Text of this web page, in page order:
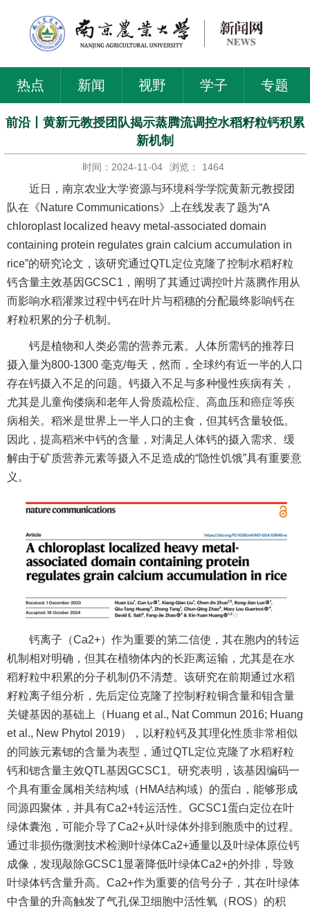
热点 新闻 视野 学子 专题
前沿丨黄新元教授团队揭示蒸腾流调控水稻籽粒钙积累
新机制
时间：2024-11-04 浏览： 1464
近日，南京农业大学资源与环境科学学院黄新元教授团
队在《Nature Communications》上在线发表了题为“A
chloroplast localized heavy metal-associated domain
containing protein regulates grain calcium accumulation in
rice”的研究论文，该研究通过QTL定位克隆了控制水稻籽粒
钙含量主效基因GCSC1，阐明了其通过调控叶片蒸腾作用从
而影响水稻灌浆过程中钙在叶片与稻穗的分配最终影响钙在
籽粒积累的分子机制。
钙是植物和人类必需的营养元素。人体所需钙的推荐日
摄入量为800-1300 毫克/每天，然而，全球约有近一半的人口
存在钙摄入不足的问题。钙摄入不足与多种慢性疾病有关，
尤其是儿童佝偻病和老年人骨质疏松症、高血压和癌症等疾
病相关。稻米是世界上一半人口的主食，但其钙含量较低。
因此，提高稻米中钙的含量，对满足人体钙的摄入需求、缓
解由于矿质营养元素等摄入不足造成的“隐性饥饿”具有重要意
义。
钙离子（Ca2+）作为重要的第二信使，其在胞内的转运
机制相对明确，但其在植物体内的长距离运输，尤其是在水
稻籽粒中积累的分子机制仍不清楚。该研究在前期通过水稻
籽粒离子组分析，先后定位克隆了控制籽粒铜含量和钼含量
关键基因的基础上（Huang et al., Nat Commun 2016; Huang
et al., New Phytol 2019），以籽粒钙及其理化性质非常相似
的同族元素锶的含量为表型，通过QTL定位克隆了水稻籽粒
钙和锶含量主效QTL基因GCSC1。研究表明，该基因编码一
个具有重金属相关结构域（HMA结构域）的蛋白，能够形成
同源四聚体，并具有Ca2+转运活性。GCSC1蛋白定位在叶
绿体囊泡，可能介导了Ca2+从叶绿体外排到胞质中的过程。
通过非损伤微测技术检测叶绿体Ca2+通量以及叶绿体原位钙
成像，发现敲除GCSC1显著降低叶绿体Ca2+的外排，导致
叶绿体钙含量升高。Ca2+作为重要的信号分子，其在叶绿体
中含量的升高触发了气孔保卫细胞中活性氧（ROS）的积